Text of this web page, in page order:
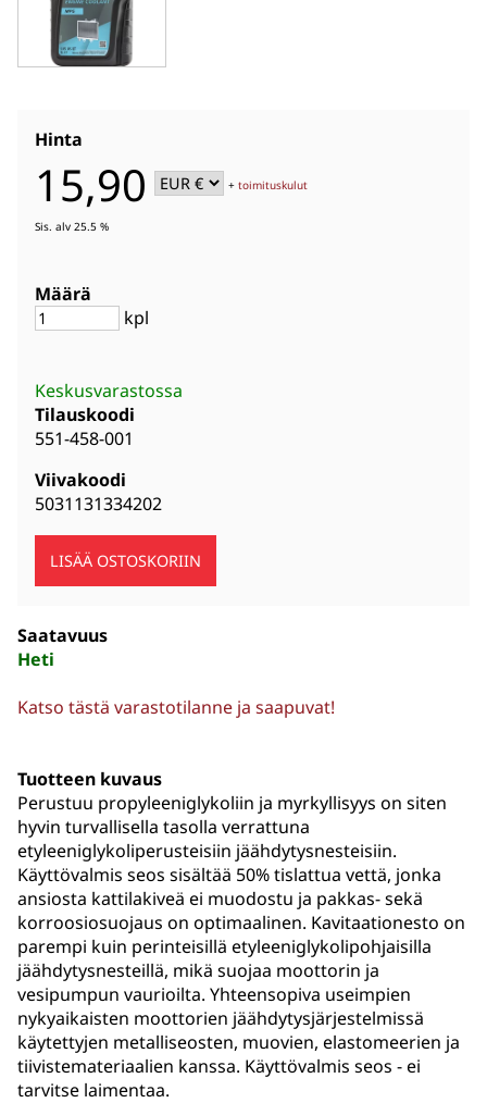
Hinta
15,90 +toimituskulut
Sis. alv 25.5 %
Määrä
kpl
Keskusvarastossa
Tilauskoodi
551-458-001
Viivakoodi
5031131334202
Saatavuus
Heti
Katso tästä varastotilanne ja saapuvat!
Tuotteen kuvaus
Perustuu propyleeniglykoliin ja myrkyllisyys on siten
hyvin turvallisella tasolla verrattuna
etyleeniglykoliperusteisiin jäähdytysnesteisiin.
Käyttövalmis seos sisältää 50% tislattua vettä, jonka
ansiosta kattilakiveä ei muodostu ja pakkas- sekä
korroosiosuojaus on optimaalinen. Kavitaationesto on
parempi kuin perinteisillä etyleeniglykolipohjaisilla
jäähdytysnesteillä, mikä suojaa moottorin ja
vesipumpun vaurioilta. Yhteensopiva useimpien
nykyaikaisten moottorien jäähdytysjärjestelmissä
käytettyjen metalliseosten, muovien, elastomeerien ja
tiivistemateriaalien kanssa. Käyttövalmis seos - ei
tarvitse laimentaa.